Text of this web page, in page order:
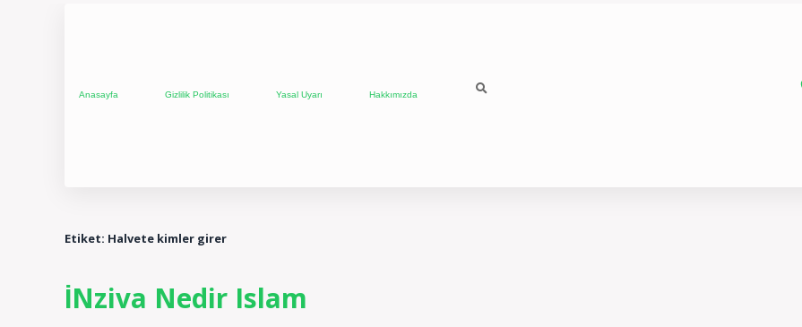
Anasayfa Gizlilik Politikası Yasal Uyarı Hakkımızda
Etiket: Halvete kimler girer
İNziva Nedir Islam